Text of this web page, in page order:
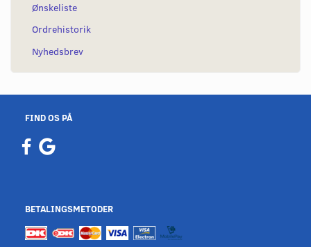
Ønskeliste
Ordrehistorik
Nyhedsbrev
FIND OS PÅ
BETALINGSMETODER